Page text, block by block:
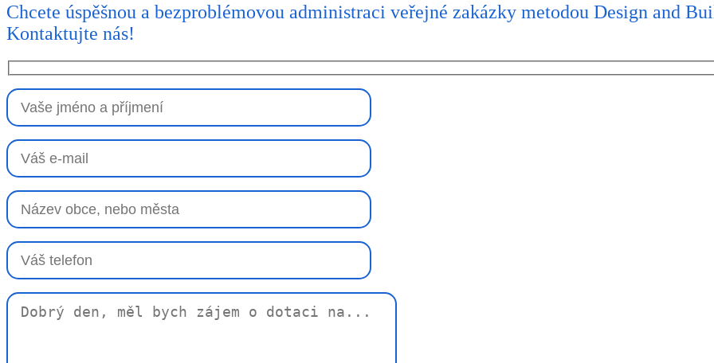
Chcete úspěšnou a bezproblémovou administraci veřejné zakázky metodou Design and
Kontaktujte nás!